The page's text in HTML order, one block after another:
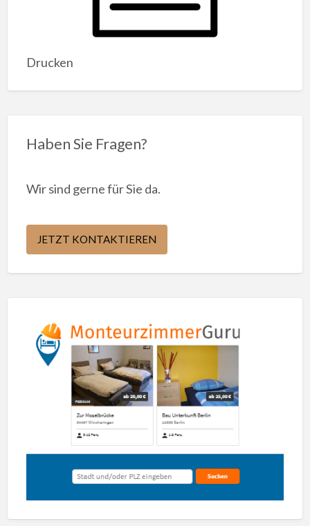
Drucken
Haben Sie Fragen?
Wir sind gerne für Sie da.
JETZT KONTAKTIEREN